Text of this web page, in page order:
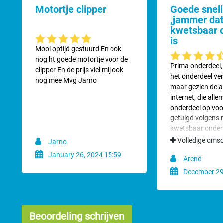
Motortje clipper
Gemiddelde waardering van 5 van 5 sterren
Mooi optijd gestuurd En ook
nog ht goede motortje voor de
clipper En de prijs viel mij ook
nog mee Mvg Jarno
Jarno
January 26, 2024 15:59
Goede
,jammer
kwetsbaar
is
Gemiddelde
Prima
het onderdeel
maar gezien de
internet, die
onderdeel op
getuigd volgens
kwetsbaar
dit merk niet
weer , verzending
prima.
Volledige
Arend
December
Beoordeling schrijven